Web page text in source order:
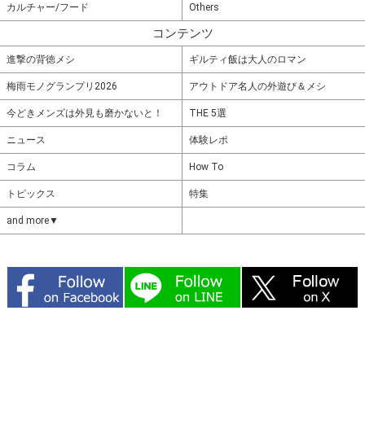
カルチャー/フード Others
コンテンツ
進撃の背徳メシ ギルティ飯は大人のロマン
梅雨モノグランプリ2026 アウトドア名人の外遊び＆メシ
今どきメンズは外見も磨かないと！ THE 5選
ニュース 体験レポ
コラム How To
トピックス 特集
and more▼